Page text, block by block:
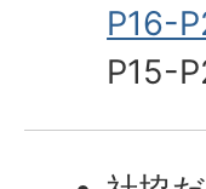
P16-
P15-